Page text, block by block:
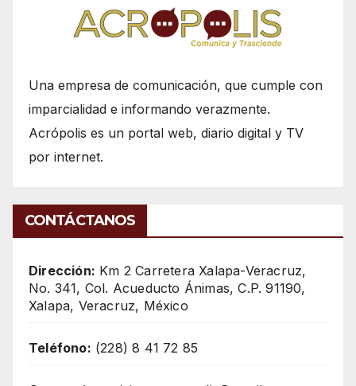
Una empresa de comunicación, que cumple con
imparcialidad e informando verazmente.
Acrópolis es un portal web, diario digital y TV
por internet.
CONTÁCTANOS
Dirección: Km 2 Carretera Xalapa-Veracruz,
No. 341, Col. Acueducto Ánimas, C.P. 91190,
Xalapa, Veracruz, México
Teléfono: (228) 8 41 72 85